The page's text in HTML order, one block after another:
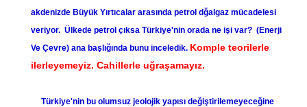
akdenizde Büyük Yırtıcalar arasında petrol dğalgaz mücadelesi
veriyor. Ülkede petrol çıksa Türkiye'nin orada ne işi var? (Enerji
Ve Çevre) ana başlığında bunu inceledik. Komple teorilerle
ilerleyemeyiz. Cahillerle uğraşamayız.
Türkiye'nin bu olumsuz jeolojik yapısı değiştirilemeyeceğine